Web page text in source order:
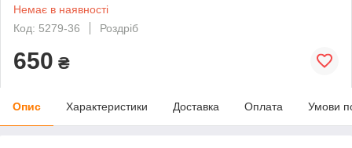
Немає в наявності
Код: 5279-36
Роздріб
650 ₴
Опис Характеристики Доставка Оплата Умови